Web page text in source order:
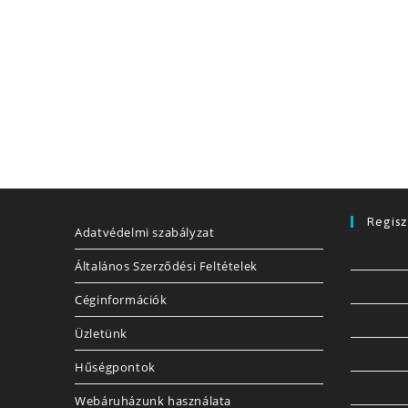
Adatvédelmi szabályzat
Általános Szerződési Feltételek
Céginformációk
Üzletünk
Hűségpontok
Webáruházunk használata